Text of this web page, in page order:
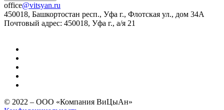
office@vitsyan.ru
450018, Башкортостан респ., Уфа г., Флотская ул., дом 34А
Почтовый адрес: 450018, Уфа г., а/я 21
© 2022 – ООО «Компания ВиЦыАн»